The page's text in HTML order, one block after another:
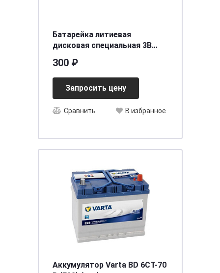
Батарейка литиевая
дисковая специальная 3В
BL-2
300 ₽
Запросить цену
Сравнить В избранное
Аккумулятор Varta BD 6CT-70